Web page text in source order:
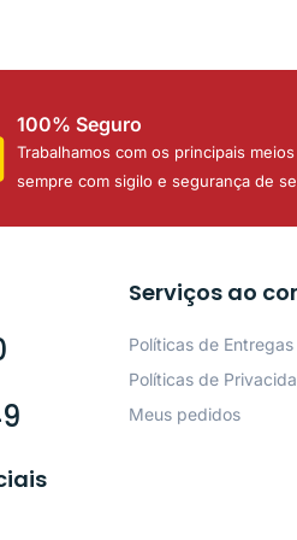
100% Seguro
Trabalhamos com os principais
sempre com sigilo e segurança de
Serviços ao
Políticas de Entregas
Políticas de
Meus pedidos